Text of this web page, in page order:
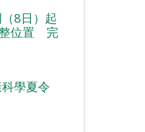
8日）起
位置 完
學夏令